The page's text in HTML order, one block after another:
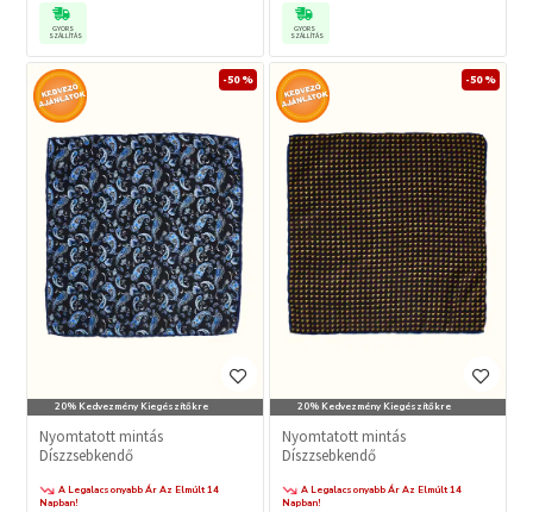
GYORS
SZÁLLÍTÁS
GYORS
SZÁLLÍTÁS
20% Kedvezmény Kiegészítőkre
-50 %
Nyomtatott mintás
Díszzsebkendő
A Legalacsonyabb Ár Az Elmúlt 14
Napban!
20% Kedvezmény Kiegészítőkre
-50 %
Nyomtatott mintás
Díszzsebkendő
A Legalacsonyabb Ár Az Elmúlt 14
Napban!